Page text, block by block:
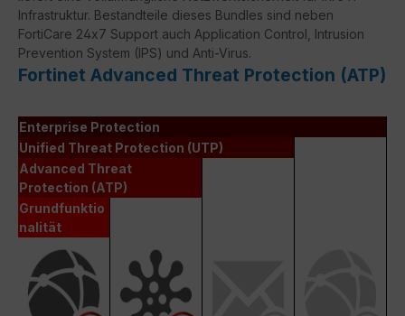
Infrastruktur. Bestandteile dieses Bundles sind neben
FortiCare 24x7 Support auch Application Control, Intrusion
Prevention System (IPS) und Anti-Virus.
Fortinet Advanced Threat Protection (ATP)
Enterprise Protection
Unified Threat Protection (UTP)
Advanced Threat
Protection (ATP)
Grundfunktio
nalität